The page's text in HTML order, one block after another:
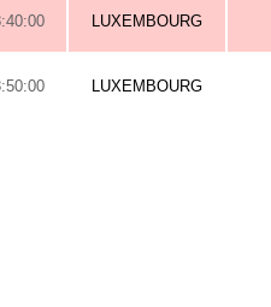
LUXEMBOURG
LUXEMBOURG